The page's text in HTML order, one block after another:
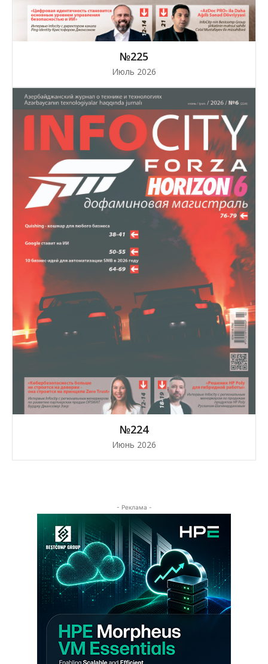
№225
Июль 2026
№224
Июнь 2026
- Реклама -